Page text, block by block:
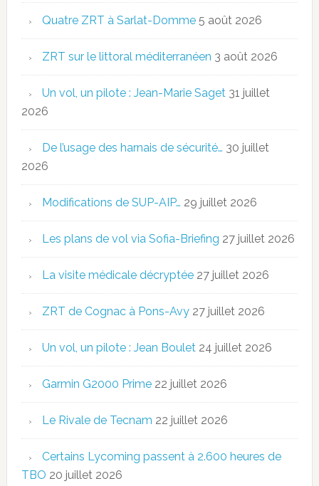
Quatre ZRT à Sarlat-Domme 5 août 2026
ZRT sur le littoral méditerranéen 3 août 2026
Un vol, un pilote : Jean-Marie Saget 31 juillet
2026
De l’usage des harnais de sécurité… 30 juillet
2026
Modifications de SUP-AIP… 29 juillet 2026
Les plans de vol via Sofia-Briefing 27 juillet 2026
La visite médicale décryptée 27 juillet 2026
ZRT de Cognac à Pons-Avy 27 juillet 2026
Un vol, un pilote : Jean Boulet 24 juillet 2026
Garmin G2000 Prime 22 juillet 2026
Le Rivale de Tecnam 22 juillet 2026
Certains Lycoming passent à 2.600 heures de
TBO 20 juillet 2026